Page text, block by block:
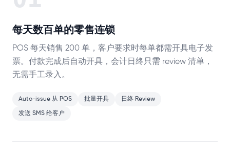
每天数百单的零售连锁
POS 每天销售 200 单，客户要求时每单都需开具电子发
票。付款完成后自动开具，会计日终只需 review 清单，
无需手工录入。
Auto-issue 从 POS 批量开具 日终 Review
发送 SMS 给客户